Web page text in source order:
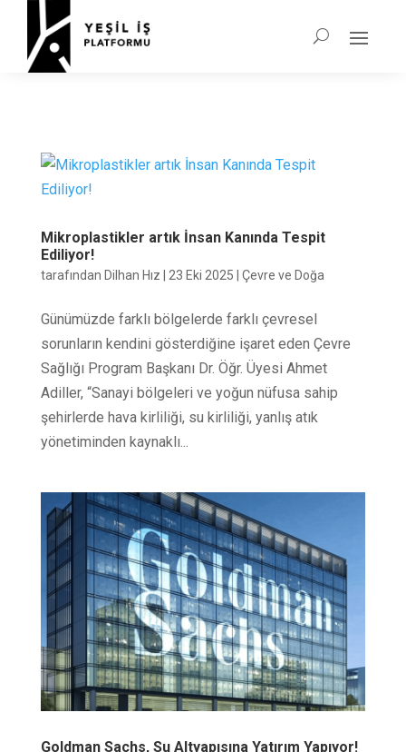
Mikroplastikler artık İnsan Kanında Tespit
Ediliyor!
tarafından Dilhan Hız 23 Eki 2025 Çevre ve Doğa
Günümüzde farklı bölgelerde farklı çevresel
sorunların kendini gösterdiğine işaret eden Çevre
Sağlığı Program Başkanı Dr. Öğr. Üyesi Ahmet
Adiller, “Sanayi bölgeleri ve yoğun nüfusa sahip
şehirlerde hava kirliliği, su kirliliği, yanlış atık
yönetiminden kaynaklı...
Goldman Sachs, Su Altyapısına Yatırım Yapıyor!